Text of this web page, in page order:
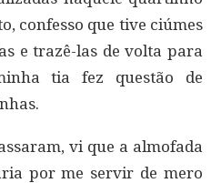
confesso que tive ciúmes
e trazê-las de volta para
tia fez questão de
vi que a almofada
por me servir de mero